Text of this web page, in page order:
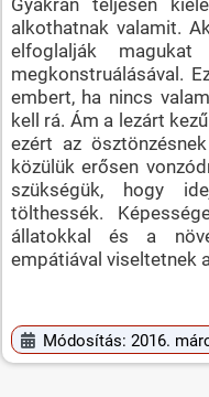
alkothatnak valamit.
elfoglalják magukat
megkonstruálásával.
embert, ha nincs
kell rá. Ám a lezárt
ezért az
közülük erősen
szükségük, hogy
tölthessék.
állatokkal és a
empátiával viseltetnek
Módosítás: 2016.